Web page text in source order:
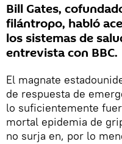
Bill Gates,
filántropo, habló
los sistemas de
entrevista con BBC.
El magnate
de respuesta de
lo suficientemente
mortal epidemia de
no surja en, por lo